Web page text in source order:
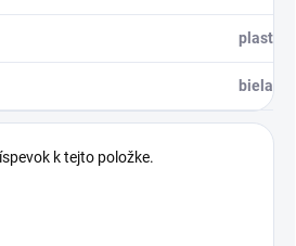
plast
biela
k tejto položke.